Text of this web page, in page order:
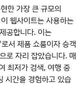
한 가장 큰 규모의
웹사이트는 사용하는
공합니다. 이는
서 제품 쇼룸이자 승객
로 자리 잡았습니다. 매
최저가 검색, 여행 중
시간을 경험하고 있습